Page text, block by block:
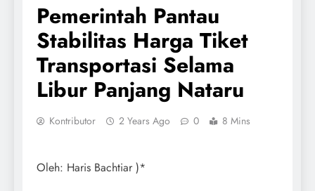
Pemerintah Pantau
Stabilitas Harga Tiket
Transportasi Selama
Libur Panjang Nataru
Kontributor 2 Years Ago 0 8 Mins
Oleh: Haris Bachtiar )*